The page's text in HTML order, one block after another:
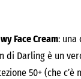
Face Cream: una
di Darling è un
50+ (che